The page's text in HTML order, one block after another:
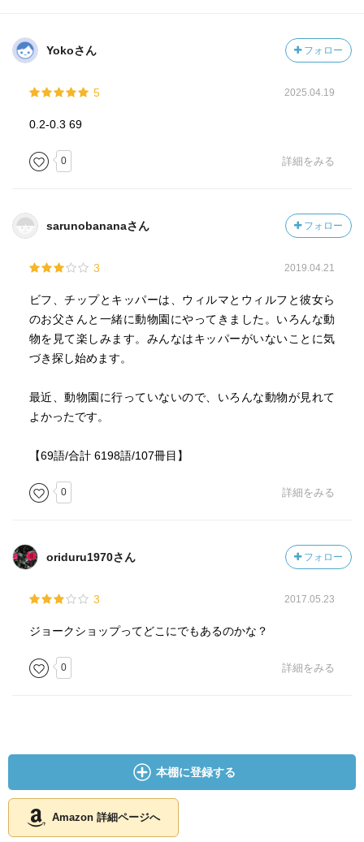
Yokoさん フォロー
5 2025.04.19
0.2-0.3 69
0 詳細をみる
sarunobananaさん フォロー
3 2019.04.21
ビフ、チップとキッパーは、ウィルマとウィルフと彼女ら
のお父さんと一緒に動物園にやってきました。いろんな動
物を見て楽しみます。みんなはキッパーがいないことに気
づき探し始めます。
最近、動物園に行っていないので、いろんな動物が見れて
よかったです。
【69語/合計 6198語/107冊目】
0 詳細をみる
oriduru1970さん フォロー
3 2017.05.23
ジョークショップってどこにでもあるのかな？
0 詳細をみる
本棚に登録する
Amazon 詳細ページへ